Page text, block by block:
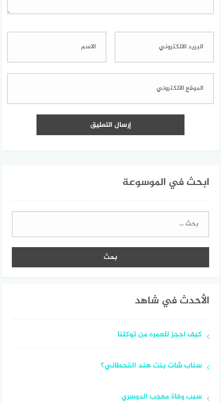
ابحث في الموسوعة
البحث
الأحدث في شاهد
كيف احجز للعمره من توكلنا
سناب شات بنت هند القحطاني؟
سبب وفاة معجب الدوسري